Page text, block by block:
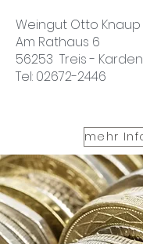
Weingut Otto Knaup
Am Rathaus 6
56253 Treis - Karden
Tel: 02672-2446